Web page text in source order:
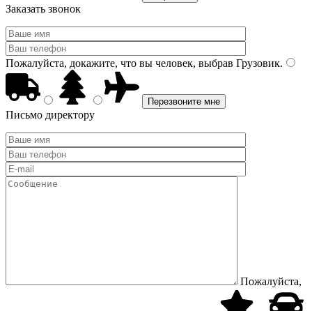
Заказать звонок
Пожалуйста, докажите, что вы человек, выбрав Грузовик.
Письмо директору
Пожалуйста,